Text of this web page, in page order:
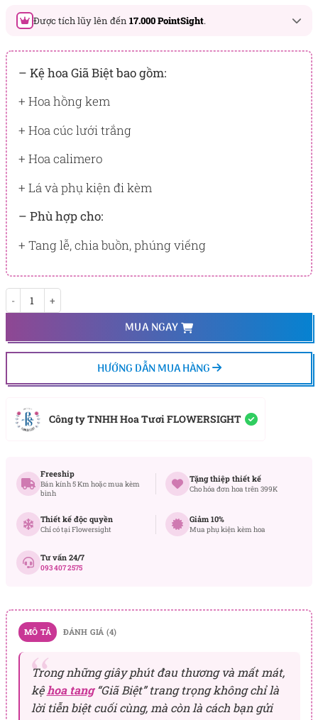
Được tích lũy lên đến 17.000 PointSight.
Đây là số PointSight ước tính bạn sẽ được tích lũy khi mua
sản phẩm hôm nay, tương ứng với quyền lợi hạng
PointSight có giá trị dùng để trừ trực tiếp vào đơn hàng hoặc
đổi quà tặng ưu đãi tại Flowersight.
chính xác nhất dành cho bạn.
– Kệ hoa Giã Biệt bao gồm:
+ Hoa hồng kem
+ Hoa cúc lưới trắng
+ Hoa calimero
+ Lá và phụ kiện đi kèm
– Phù hợp cho:
+ Tang lễ, chia buồn, phúng viếng
MUA NGAY
HƯỚNG DẪN MUA HÀNG
Công ty TNHH Hoa Tươi FLOWERSIGHT
Freeship
Bán kính 5 Km hoặc mua kèm
bình
Tặng thiệp thiết kế
Cho hóa đơn hoa trên 399K
Thiết kế độc quyền
Chỉ có tại Flowersight
Giảm 10%
Mua phụ kiện kèm hoa
Tư vấn 24/7
093 407 2575
MÔ TẢ ĐÁNH GIÁ (4)
Trong những giây phút đau thương và mất mát,
kệhoa tang“Giã Biệt” trang trọng không chỉ là
lời tiễn biệt cuối cùng, mà còn là cách bạn gửi